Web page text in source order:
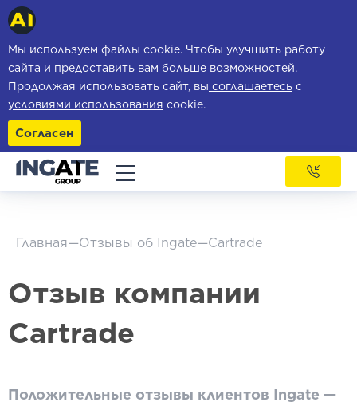
Мы используем файлы cookie. Чтобы улучшить работу
сайта и предоставить вам больше возможностей.
Продолжая использовать сайт, вы соглашаетесь с
условиями использования cookie.
Согласен
Главная—Отзывы об Ingate—Cartrade
Отзыв компании
Cartrade
Положительные отзывы клиентов Ingate —